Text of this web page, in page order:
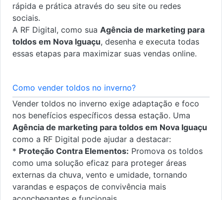
rápida e prática através do seu site ou redes
sociais.
A RF Digital, como sua Agência de marketing para
toldos em Nova Iguaçu, desenha e executa todas
essas etapas para maximizar suas vendas online.
Como vender toldos no inverno?
Vender toldos no inverno exige adaptação e foco
nos benefícios específicos dessa estação. Uma
Agência de marketing para toldos em Nova Iguaçu
como a RF Digital pode ajudar a destacar:
* Proteção Contra Elementos: Promova os toldos
como uma solução eficaz para proteger áreas
externas da chuva, vento e umidade, tornando
varandas e espaços de convivência mais